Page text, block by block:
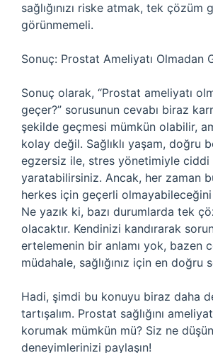
sağlığınızı riske atmak, tek çözüm
görünmemeli.
Sonuç: Prostat Ameliyatı Olmadan
Sonuç olarak, “Prostat ameliyatı
geçer?” sorusunun cevabı biraz
şekilde geçmesi mümkün olabilir,
kolay değil. Sağlıklı yaşam, doğru
egzersiz ile, stres yönetimiyle
yaratabilirsiniz. Ancak, her zaman
herkes için geçerli olmayabileceğini
Ne yazık ki, bazı durumlarda tek
olacaktır. Kendinizi kandırarak
ertelemenin bir anlamı yok, bazen
müdahale, sağlığınız için en doğru
Hadi, şimdi bu konuyu biraz daha
tartışalım. Prostat sağlığını
korumak mümkün mü? Siz ne
deneyimlerinizi paylaşın!